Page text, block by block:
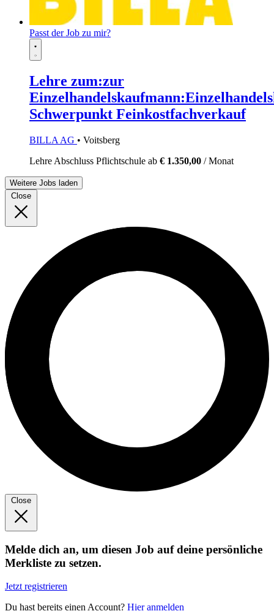
Passt der Job zu mir?
Lehre zum:zur
Schwerpunkt Feinkostfachverkauf
BILLA AG • Voitsberg
Lehre Abschluss Pflichtschule ab € 1.350,00 / Monat
Weitere Jobs laden
Close
Close
Melde dich an, um diesen Job auf deine persönliche
Merkliste zu setzen.
Jetzt registrieren
Du hast bereits einen Account? Hier anmelden